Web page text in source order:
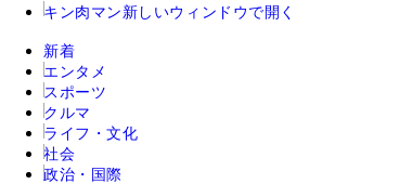
キン肉マン 新しいウィンドウで開く
新着
エンタメ
スポーツ
クルマ
ライフ・文化
社会
政治・国際